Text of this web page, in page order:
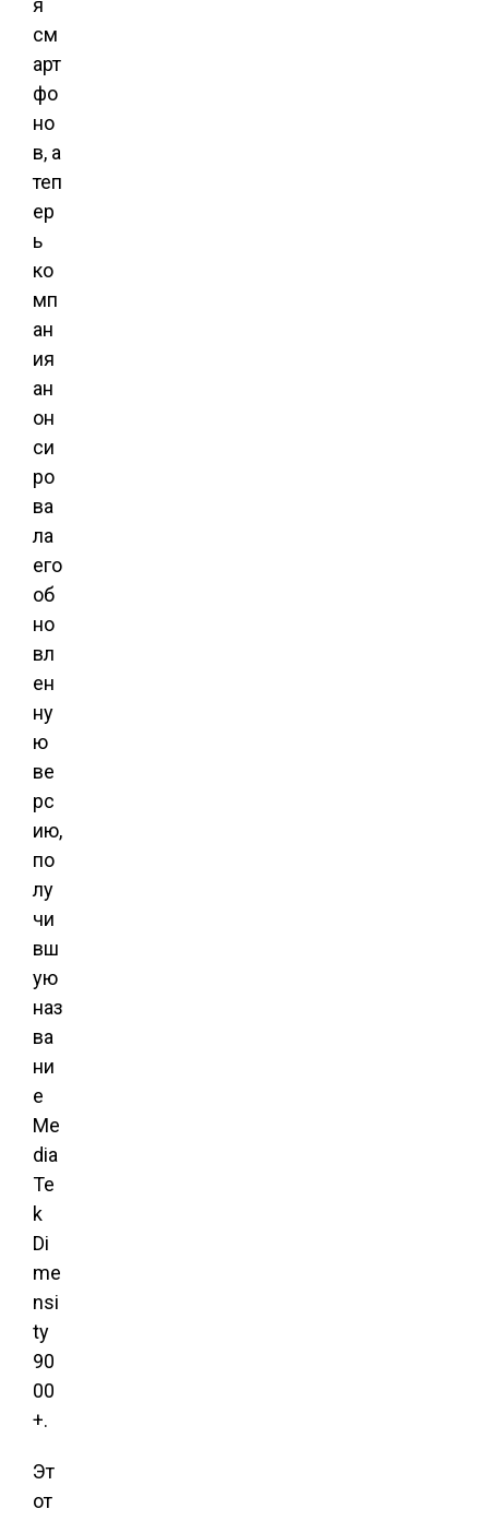
см
арт
фо
но
в, а
теп
ер
ь
ко
мп
ан
ия
ан
он
си
ро
ва
ла
его
об
но
вл
ен
ну
ю
ве
рс
ию,
по
лу
чи
вш
ую
наз
ва
ни
е
Me
dia
Te
k
Di
me
nsi
ty
90
00
+.
Эт
от